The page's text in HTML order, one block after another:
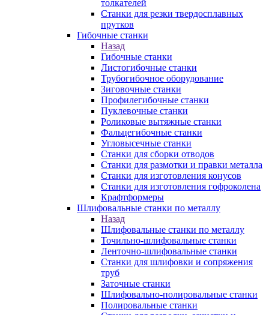
толкателей
Станки для резки твердосплавных
прутков
Гибочные станки
Назад
Гибочные станки
Листогибочные станки
Трубогибочное оборудование
Зиговочные станки
Профилегибочные станки
Пуклевочные станки
Роликовые вытяжные станки
Фальцегибочные станки
Угловысечные станки
Станки для сборки отводов
Станки для размотки и правки металла
Станки для изготовления конусов
Станки для изготовления гофроколена
Крафтформеры
Шлифовальные станки по металлу
Назад
Шлифовальные станки по металлу
Точильно-шлифовальные станки
Ленточно-шлифовальные станки
Станки для шлифовки и сопряжения
труб
Заточные станки
Шлифовально-полировальные станки
Полировальные станки